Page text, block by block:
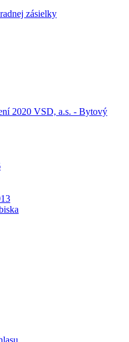
zásielky
2020 VSD, a.s. - Bytový